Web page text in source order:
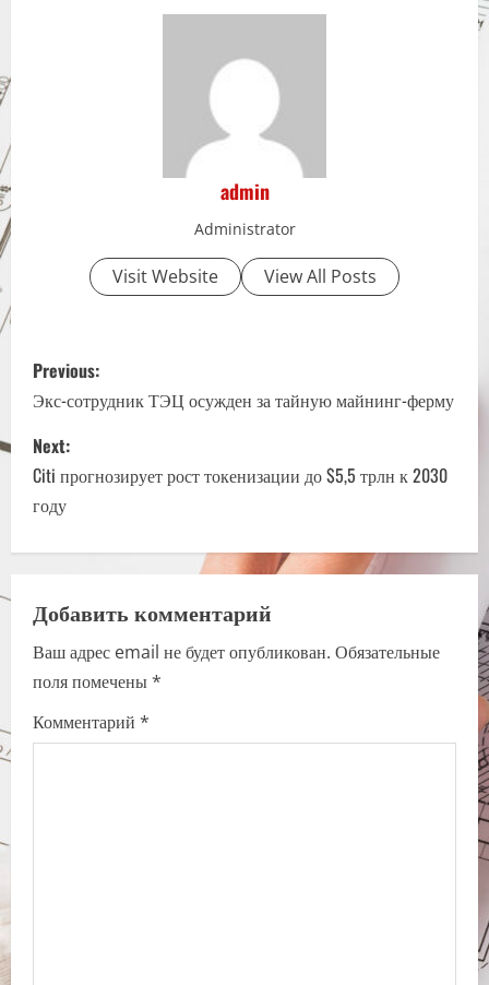
admin
Administrator
Visit Website View All Posts
P
o
s
t
n
v
i
g
Previous:
Экс-сотрудник ТЭЦ осужден за тайную майнинг-ферму
Next:
Citi прогнозирует рост токенизации до $5,5 трлн к 2030
году
Добавить комментарий
Ваш адрес email не будет опубликован. Обязательные
поля помечены*
Комментарий *